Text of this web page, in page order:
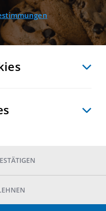
VERGLEICHEN EXPORT PDF